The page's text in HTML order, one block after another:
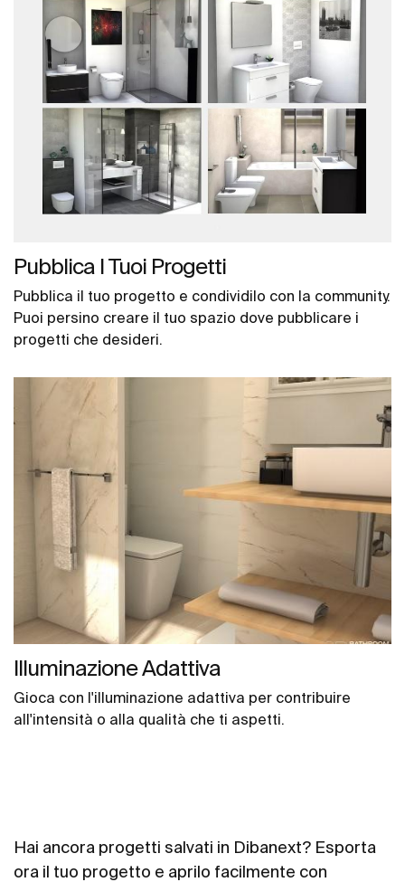
Pubblica I Tuoi Progetti
Pubblica il tuo progetto e condividilo con la community.
Puoi persino creare il tuo spazio dove pubblicare i
progetti che desideri.
Illuminazione Adattiva
Gioca con l'illuminazione adattiva per contribuire
all'intensità o alla qualità che ti aspetti.
Hai ancora progetti salvati in Dibanext? Esporta
ora il tuo progetto e aprilo facilmente con